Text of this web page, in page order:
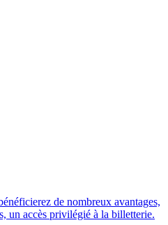
de nombreux avantages,
un accès privilégié à la billetterie.